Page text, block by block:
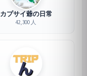
カプサイ爺の日常
42,300 人